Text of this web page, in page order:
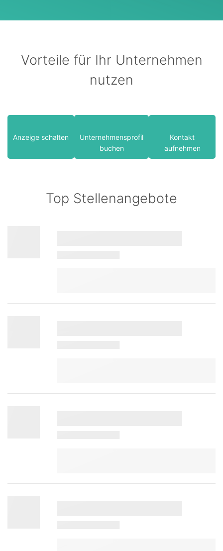
Vorteile für Ihr Unternehmen
nutzen
Anzeige schalten
Unternehmensprofil
buchen
Kontakt
aufnehmen
Top Stellenangebote